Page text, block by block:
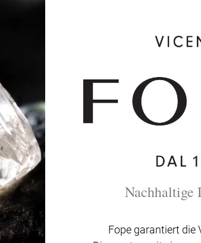
Nachhaltige
Fope garantiert die